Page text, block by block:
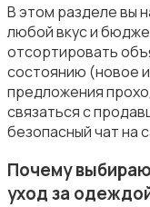
Пылесосы и
В этом разделе вы
любой вкус и
отсортировать
состоянию (новое
предложения
связаться с
безопасный чат на
Почему
уход за